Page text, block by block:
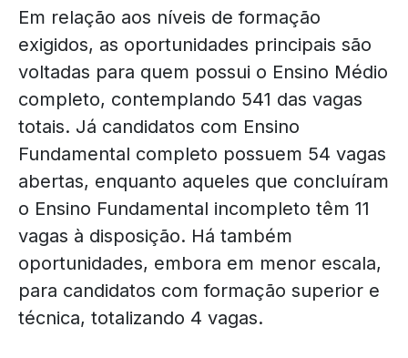
Em relação aos níveis de formação
exigidos, as oportunidades principais são
voltadas para quem possui o Ensino Médio
completo, contemplando 541 das vagas
totais. Já candidatos com Ensino
Fundamental completo possuem 54 vagas
abertas, enquanto aqueles que concluíram
o Ensino Fundamental incompleto têm 11
vagas à disposição. Há também
oportunidades, embora em menor escala,
para candidatos com formação superior e
técnica, totalizando 4 vagas.